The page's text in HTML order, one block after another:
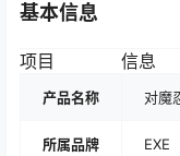
基本信息
项目 信息
产品名称 对魔
所属品牌 EXE